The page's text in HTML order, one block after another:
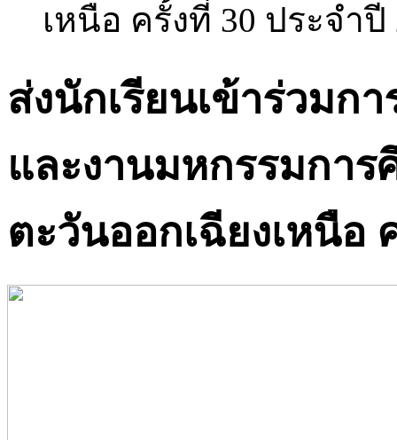
เหนือ ครั้งที่ 30 ประจำปี
ส่งนักเรียนเข้าร่วมก
และงานมหกรรมกา
ตะวันออกเฉียงเหนือ